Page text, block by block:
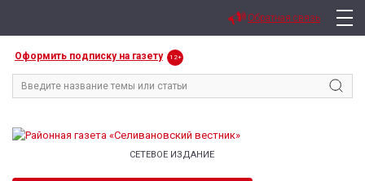
Оформить подписку на газету 12+
СЕТЕВОЕ ИЗДАНИЕ
Обратная связь